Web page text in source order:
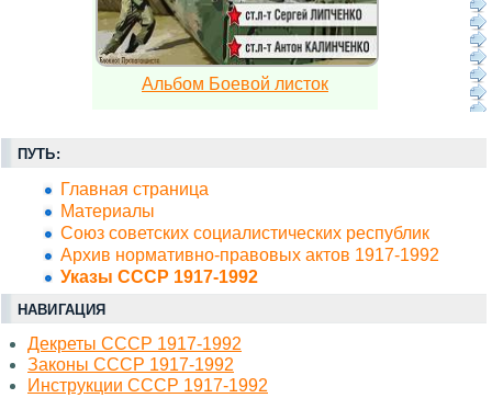
Альбом Боевой листок
ПУТЬ:
Главная страница
Материалы
Союз советских социалистических республик
Архив нормативно-правовых актов 1917-1992
Указы СССР 1917-1992
НАВИГАЦИЯ
Декреты СССР 1917-1992
Законы СССР 1917-1992
Инструкции СССР 1917-1992